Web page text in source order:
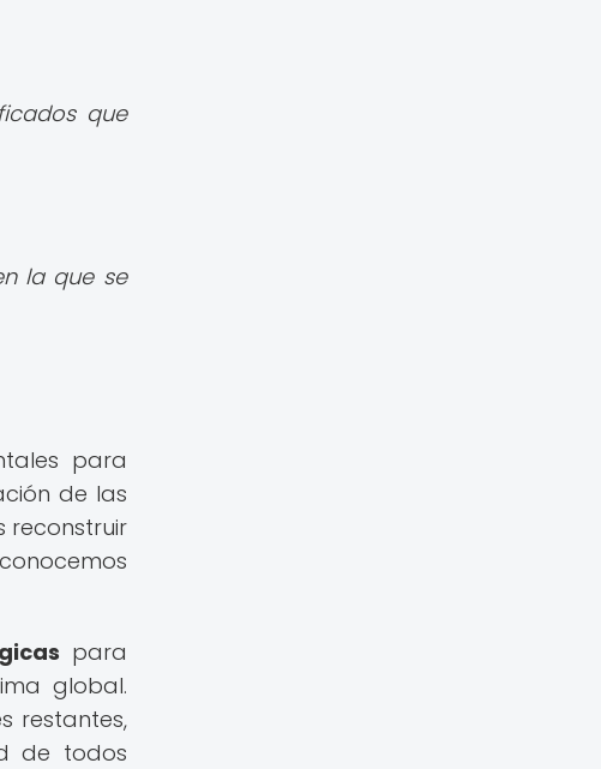
que
la que se
para
de las
reconstruir
para
global.
restantes,
de todos